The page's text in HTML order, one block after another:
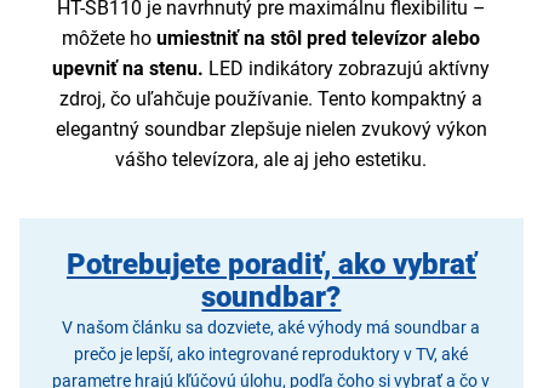
HT-SB110 je navrhnutý pre maximálnu flexibilitu –
môžete houmiestniť na stôl pred televízor alebo
upevniť na stenu. LED indikátory zobrazujú aktívny
zdroj, čo uľahčuje používanie. Tento kompaktný a
elegantný soundbar zlepšuje nielen zvukový výkon
vášho televízora, ale aj jeho estetiku.
Potrebujete poradiť, ako vybrať
soundbar?
V našom článku sa dozviete, aké výhody má soundbar a
prečo je lepší, ako integrované reproduktory v TV, aké
parametre hrajú kľúčovú úlohu, podľa čoho si vybrať a čo v